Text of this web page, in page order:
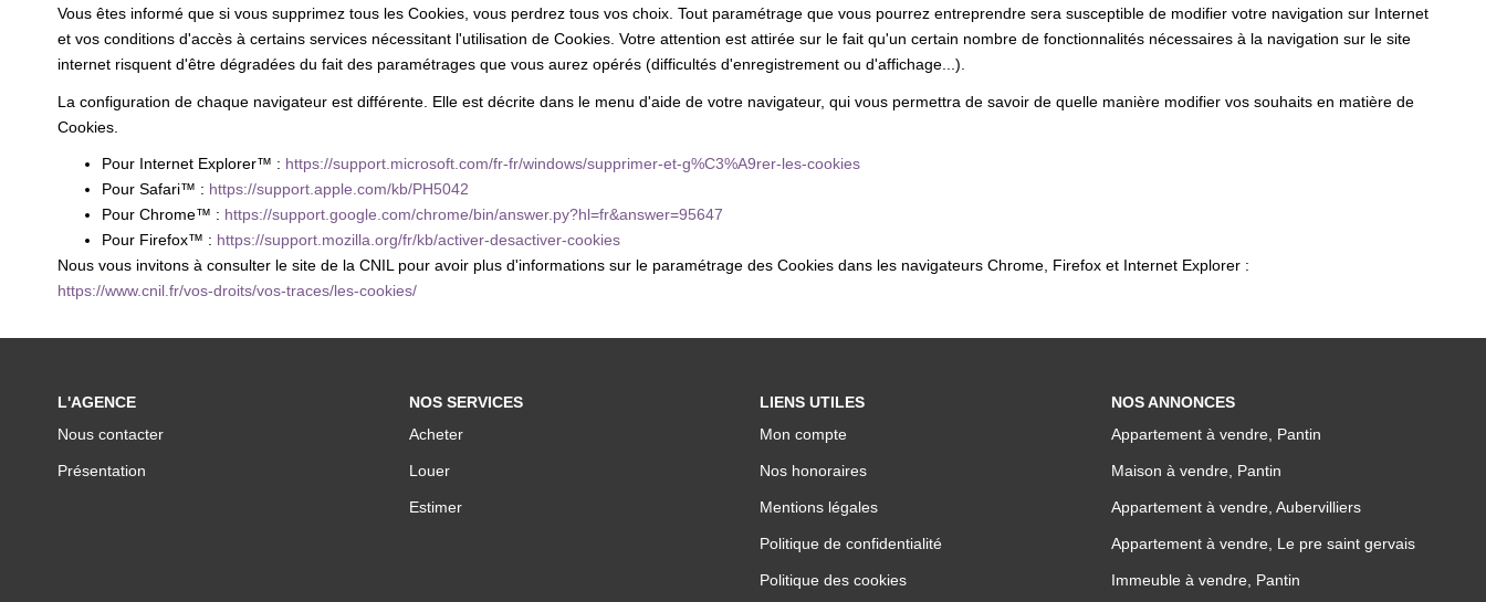
Vous êtes informé que si vous supprimez tous les Cookies, vous perdrez tous vos choix. Tout paramétrage que vous pourrez entreprendre sera susceptible de modifier votre navigation sur Internet
et vos conditions d'accès à certains services nécessitant l'utilisation de Cookies. Votre attention est attirée sur le fait qu'un certain nombre de fonctionnalités nécessaires à la navigation sur le site
internet risquent d'être dégradées du fait des paramétrages que vous aurez opérés (difficultés d'enregistrement ou d'affichage...).
La configuration de chaque navigateur est différente. Elle est décrite dans le menu d'aide de votre navigateur, qui vous permettra de savoir de quelle manière modifier vos souhaits en matière de
Cookies.
Pour Internet Explorer™ : https://support.microsoft.com/fr-fr/windows/supprimer-et-g%C3%A9rer-les-cookies
Pour Safari™ : https://support.apple.com/kb/PH5042
Pour Chrome™ : https://support.google.com/chrome/bin/answer.py?hl=fr&answer=95647
Pour Firefox™ : https://support.mozilla.org/fr/kb/activer-desactiver-cookies
Nous vous invitons à consulter le site de la CNIL pour avoir plus d'informations sur le paramétrage des Cookies dans les navigateurs Chrome, Firefox et Internet Explorer :
https://www.cnil.fr/vos-droits/vos-traces/les-cookies/
L'AGENCE
Nous contacter
Présentation
NOS SERVICES
Acheter
Louer
Estimer
LIENS UTILES
Mon compte
Nos honoraires
Mentions légales
Politique de confidentialité
Politique des cookies
NOS ANNONCES
Appartement à vendre, Pantin
Maison à vendre, Pantin
Appartement à vendre, Aubervilliers
Appartement à vendre, Le pre saint gervais
Immeuble à vendre, Pantin